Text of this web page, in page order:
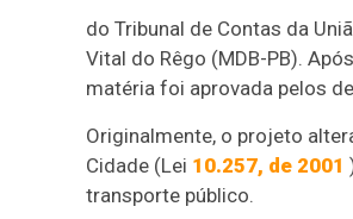
do Tribunal de Contas da
Vital do Rêgo (MDB-PB).
matéria foi aprovada pelos
Originalmente, o projeto
Cidade (Lei 10.257, de 2001
transporte público.